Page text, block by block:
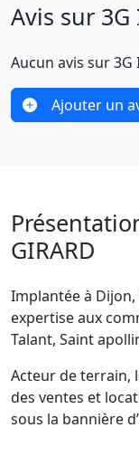
Avis sur
Aucun avis sur 3G
Ajouter un
GIRARD
Implantée à Dijon,
expertise aux
Talant, Saint
Acteur de terrain,
des ventes et
sous la bannière